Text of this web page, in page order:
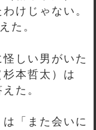
けじゃない。
た。
しい男がいた
本哲太）は
た。
「また会いに